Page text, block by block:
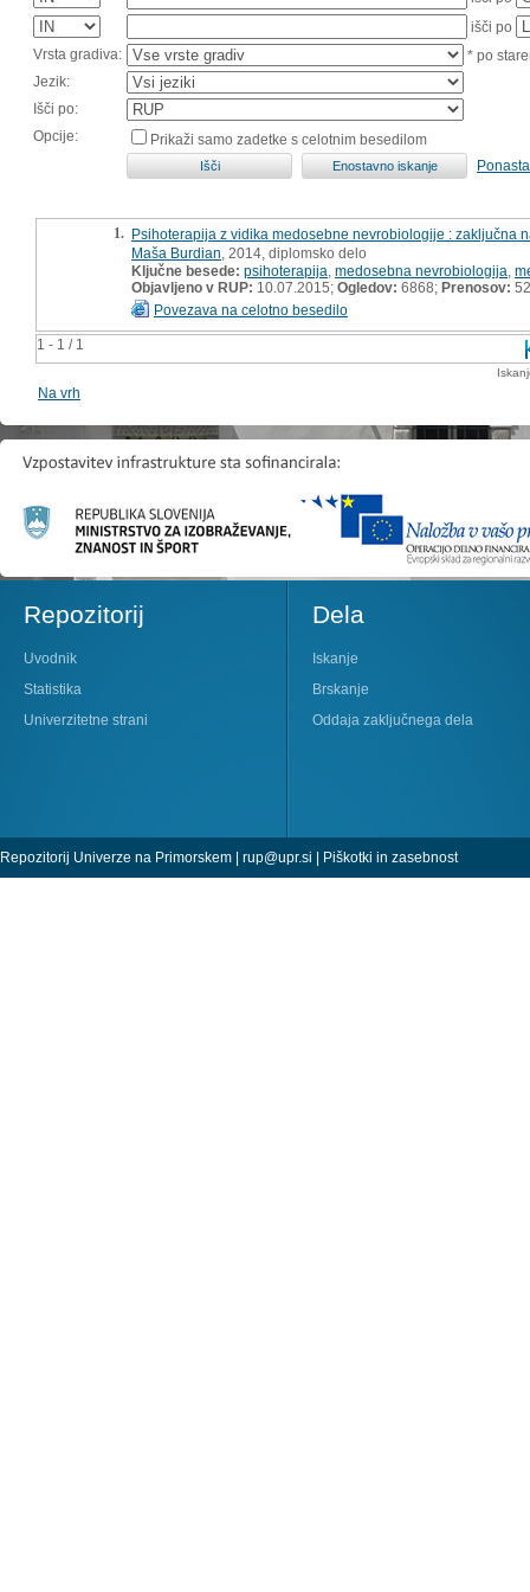
išči po
Vrsta gradiva:
* po
Jezik:
Išči po:
Opcije:
Prikaži samo zadetke s celotnim besedilom
1 - 1 / 1
1. Psihoterapija z vidika medosebne nevrobiologije : zaključna
Maša Burdian , 2014, diplomsko delo
Ključne besede: psihoterapija medosebna nevrobiologija
Objavljeno v RUP: 10.07.2015; Ogledov: 6868; Prenosov: 52
Povezava na celotno besedilo
Na vrh
Repozitorij
Uvodnik
Statistika
Univerzitetne strani
Dela
Iskanje
Brskanje
Oddaja zaključnega dela
Repozitorij Univerze na Primorskem | rup@upr.si | Piškotki in zasebnost